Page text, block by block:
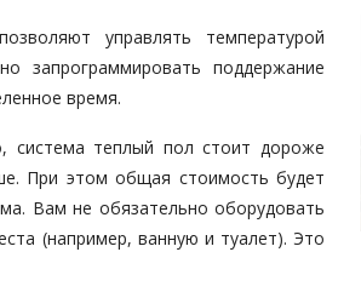
управлять температурой
поддержание
время.
система теплый пол стоит дороже
При этом общая стоимость будет
Вам не обязательно оборудовать
(например, ванную и туалет). Это